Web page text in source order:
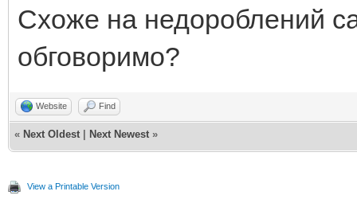
Схоже на недороблений
обговоримо?
Website Find
« Next Oldest Next Newest »
View a Printable Version